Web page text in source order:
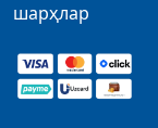
шарҳлар